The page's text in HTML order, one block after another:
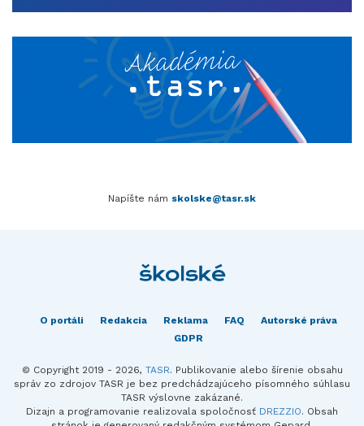
Napíšte nám skolske@tasr.sk
O portáli Redakcia Reklama FAQ
Autorské práva
GDPR
© Copyright 2019 - 2026, TASR. Publikovanie alebo šírenie obsahu
správ zo zdrojov TASR je bez predchádzajúceho písomného súhlasu
TASR výslovne zakázané.
Dizajn a programovanie realizovala spoločnosť DREZZIO. Obsah